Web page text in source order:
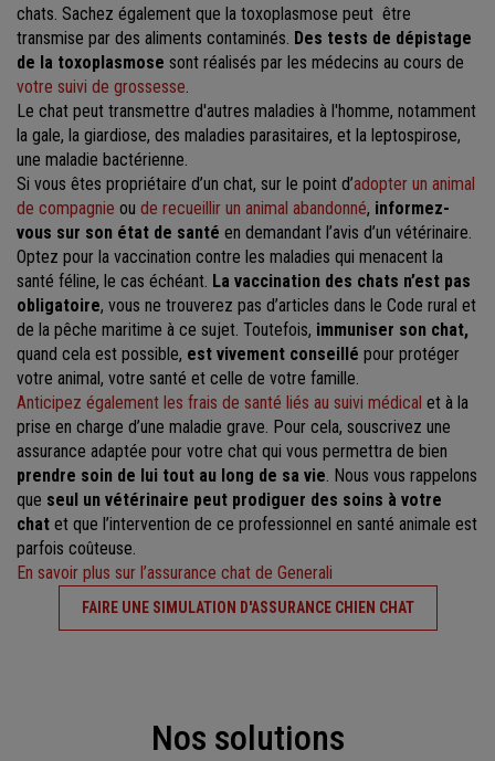
chats. Sachez également que la toxoplasmose peut être
transmise par des aliments contaminés. Des tests de dépistage
de la toxoplasmose sont réalisés par les médecins au cours de
votre suivi de grossesse.
Le chat peut transmettre d'autres maladies à l'homme, notamment
la gale, la giardiose, des maladies parasitaires, et la leptospirose,
une maladie bactérienne.
Si vous êtes propriétaire d’un chat, sur le point d’adopter un animal
de compagnie ou de recueillir un animal abandonné, informez-
vous sur son état de santé en demandant l’avis d’un vétérinaire.
Optez pour la vaccination contre les maladies qui menacent la
santé féline, le cas échéant. La vaccination des chats n’est pas
obligatoire, vous ne trouverez pas d’articles dans le Code rural et
de la pêche maritime à ce sujet. Toutefois, immuniser son chat,
quand cela est possible, est vivement conseillé pour protéger
votre animal, votre santé et celle de votre famille.
Anticipez également les frais de santé liés au suivi médical et à la
prise en charge d’une maladie grave. Pour cela, souscrivez une
assurance adaptée pour votre chat qui vous permettra de bien
prendre soin de lui tout au long de sa vie. Nous vous rappelons
que seul un vétérinaire peut prodiguer des soins à votre
chat et que l’intervention de ce professionnel en santé animale est
parfois coûteuse.
En savoir plus sur l’assurance chat de Generali
FAIRE UNE SIMULATION D'ASSURANCE CHIEN CHAT
Nos solutions